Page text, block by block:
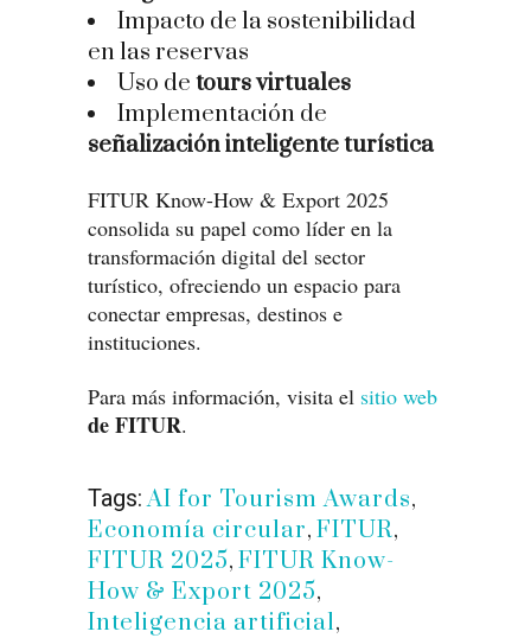
Impacto de la sostenibilidad
en las reservas
Uso de tours virtuales
Implementación de
señalización inteligente turística
FITUR Know-How & Export 2025
consolida su papel como líder en la
transformación digital del sector
turístico, ofreciendo un espacio para
conectar empresas, destinos e
instituciones.
Para más información, visita el sitio web
de FITUR.
Tags: AI for Tourism Awards,
Economía circular, FITUR,
FITUR 2025, FITUR Know-
How & Export 2025,
Inteligencia artificial,